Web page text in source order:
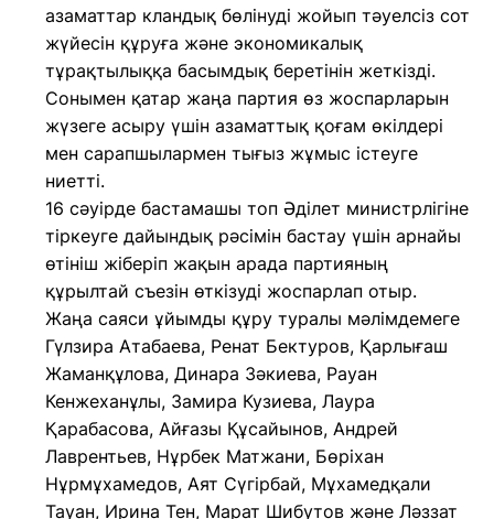
азаматтар кландық бөлінуді жойып тәуелсіз сот
жүйесін құруға және экономикалық
тұрақтылыққа басымдық беретінін жеткізді.
Сонымен қатар жаңа партия өз жоспарларын
жүзеге асыру үшін азаматтық қоғам өкілдері
мен сарапшылармен тығыз жұмыс істеуге
ниетті.
16 сәуірде бастамашы топ Әділет министрлігіне
тіркеуге дайындық рәсімін бастау үшін арнайы
өтініш жіберіп жақын арада партияның
құрылтай съезін өткізуді жоспарлап отыр.
Жаңа саяси ұйымды құру туралы мәлімдемеге
Гүлзира Атабаева, Ренат Бектуров, Қарлығаш
Жаманқұлова, Динара Зәкиева, Рауан
Кенжеханұлы, Замира Кузиева, Лаура
Қарабасова, Айғазы Құсайынов, Андрей
Лаврентьев, Нұрбек Матжани, Бөріхан
Нұрмұхамедов, Аят Сүгірбай, Мұхамедқали
Тауан, Ирина Тен, Марат Шибутов және Ләззат